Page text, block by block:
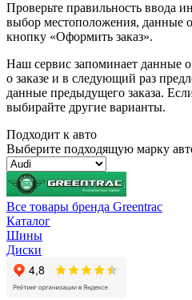
Проверьте правильность ввода
выбор местоположения, данные
кнопку «Оформить заказ».
Наш сервис запоминает данные
о заказе и в следующий раз
данные предыдущего заказа.
выбирайте другие варианты.
Подходит к авто
Выберите подходящую марку
Все товары бренда Greentrac
Каталог
Шины
Диски